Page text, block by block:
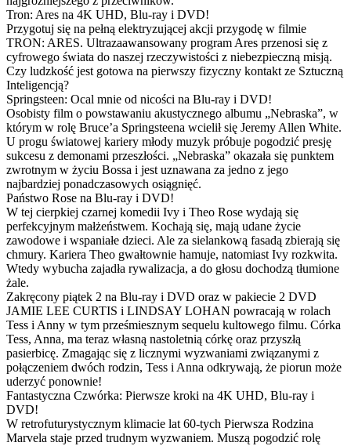
Tron: Ares na 4K UHD, Blu-ray i DVD!
Przygotuj się na pełną elektryzującej akcji przygodę w filmie
TRON: ARES. Ultrazaawansowany program Ares przenosi się z
cyfrowego świata do naszej rzeczywistości z niebezpieczną misją.
Czy ludzkość jest gotowa na pierwszy fizyczny kontakt ze Sztuczną
Inteligencją?
Springsteen: Ocal mnie od nicości na Blu-ray i DVD!
Osobisty film o powstawaniu akustycznego albumu „Nebraska”, w
którym w rolę Bruce’a Springsteena wcielił się Jeremy Allen White.
U progu światowej kariery młody muzyk próbuje pogodzić presję
sukcesu z demonami przeszłości. „Nebraska” okazała się punktem
zwrotnym w życiu Bossa i jest uznawana za jedno z jego
najbardziej ponadczasowych osiągnięć.
Państwo Rose na Blu-ray i DVD!
W tej cierpkiej czarnej komedii Ivy i Theo Rose wydają się
perfekcyjnym małżeństwem. Kochają się, mają udane życie
zawodowe i wspaniałe dzieci. Ale za sielankową fasadą zbierają się
chmury. Kariera Theo gwałtownie hamuje, natomiast Ivy rozkwita.
Wtedy wybucha zajadła rywalizacja, a do głosu dochodzą tłumione
żale.
Zakręcony piątek 2 na Blu-ray i DVD oraz w pakiecie 2 DVD
JAMIE LEE CURTIS i LINDSAY LOHAN powracają w rolach
Tess i Anny w tym prześmiesznym sequelu kultowego filmu. Córka
Tess, Anna, ma teraz własną nastoletnią córkę oraz przyszłą
pasierbicę. Zmagając się z licznymi wyzwaniami związanymi z
połączeniem dwóch rodzin, Tess i Anna odkrywają, że piorun może
uderzyć ponownie!
Fantastyczna Czwórka: Pierwsze kroki na 4K UHD, Blu-ray i
DVD!
W retrofuturystycznym klimacie lat 60-tych Pierwsza Rodzina
Marvela staje przed trudnym wyzwaniem. Muszą pogodzić rolę